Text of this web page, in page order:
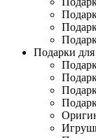
Подарки для